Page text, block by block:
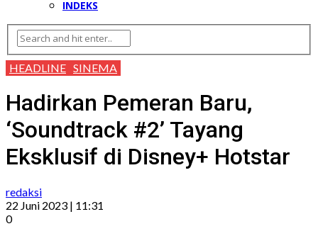
INDEKS
HEADLINE SINEMA
Hadirkan Pemeran Baru,
‘Soundtrack #2’ Tayang
Eksklusif di Disney+ Hotstar
redaksi
22 Juni 2023 | 11:31
0